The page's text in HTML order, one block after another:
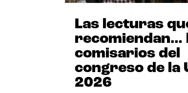
Las lecturas
recomiendan…
comisarios del
congreso de la
2026